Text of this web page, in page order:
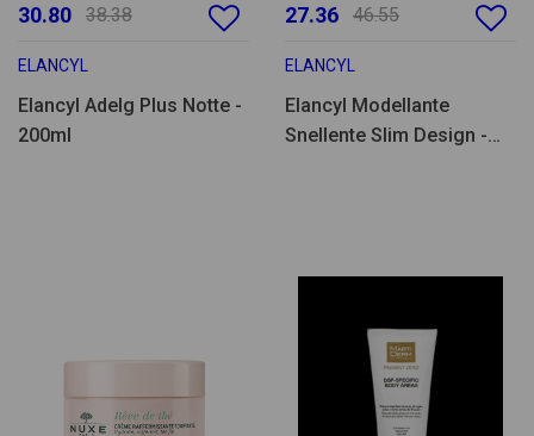
30.80 38.38
ELANCYL
Elancyl Adelg Plus Notte -
200ml
27.36 46.55
ELANCYL
Elancyl Modellante
Snellente Slim Design -